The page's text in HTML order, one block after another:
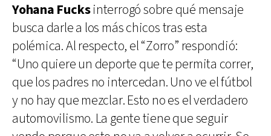
Yohana Fucksinterrogó sobre qué mensaje
busca darle a los más chicos tras esta
polémica. Al respecto, el “Zorro” respondió:
“Uno quiere un deporte que te permita correr,
que los padres no intercedan. Uno ve el fútbol
y no hay que mezclar. Esto no es el verdadero
automovilismo. La gente tiene que seguir